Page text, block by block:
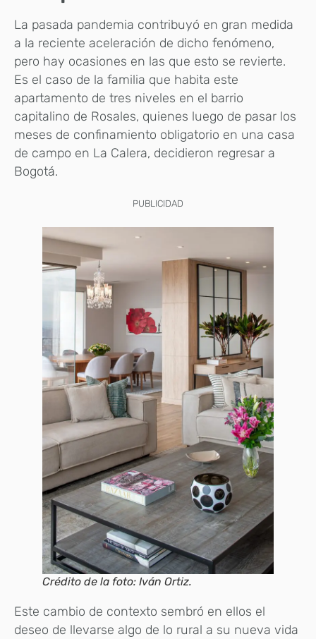
La pasada pandemia contribuyó en gran medida
a la reciente aceleración de dicho fenómeno,
pero hay ocasiones en las que esto se revierte.
Es el caso de la familia que habita este
apartamento de tres niveles en el barrio
capitalino de Rosales, quienes luego de pasar los
meses de confinamiento obligatorio en una casa
de campo en La Calera, decidieron regresar a
Bogotá.
PUBLICIDAD
Crédito de la foto: Iván Ortiz.
Este cambio de contexto sembró en ellos el
deseo de llevarse algo de lo rural a su nueva vida